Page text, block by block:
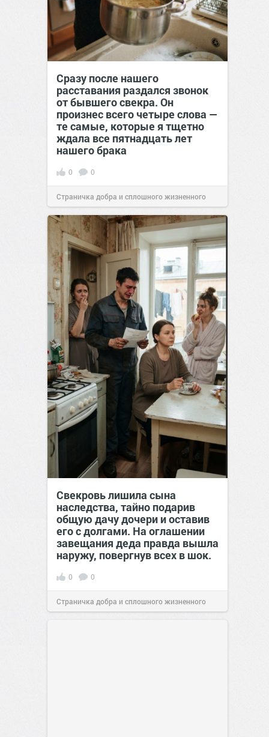
Сразу после нашего
расставания раздался звонок
от бывшего свекра. Он
произнес всего четыре слова —
те самые, которые я тщетно
ждала все пятнадцать лет
нашего брака
0 0
Страничка добра и сплошного жизненного
позитива!00:29Вчера
Свекровь лишила сына
наследства, тайно подарив
общую дачу дочери и оставив
его с долгами. На оглашении
завещания деда правда вышла
наружу, повергнув всех в шок.
0 0
Страничка добра и сплошного жизненного